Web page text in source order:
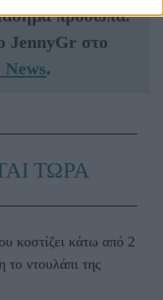
πρόσωπα.
JennyGr στο
News.
ΤΩΡΑ
κοστίζει κάτω από 2
το ντουλάπι της